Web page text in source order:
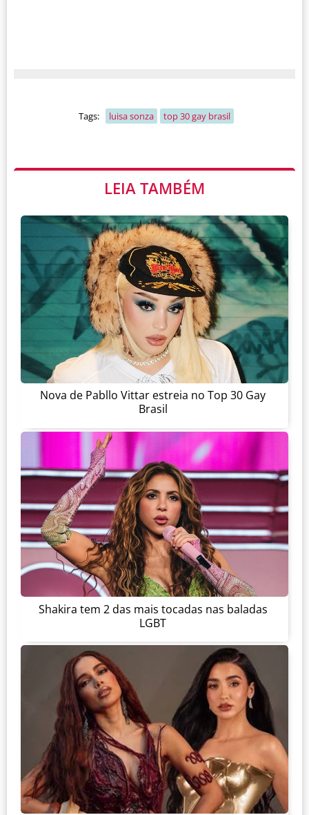
Tags: luisa sonza top 30 gay brasil
LEIA TAMBÉM
Nova de Pabllo Vittar estreia no Top 30 Gay
Brasil
Shakira tem 2 das mais tocadas nas baladas
LGBT